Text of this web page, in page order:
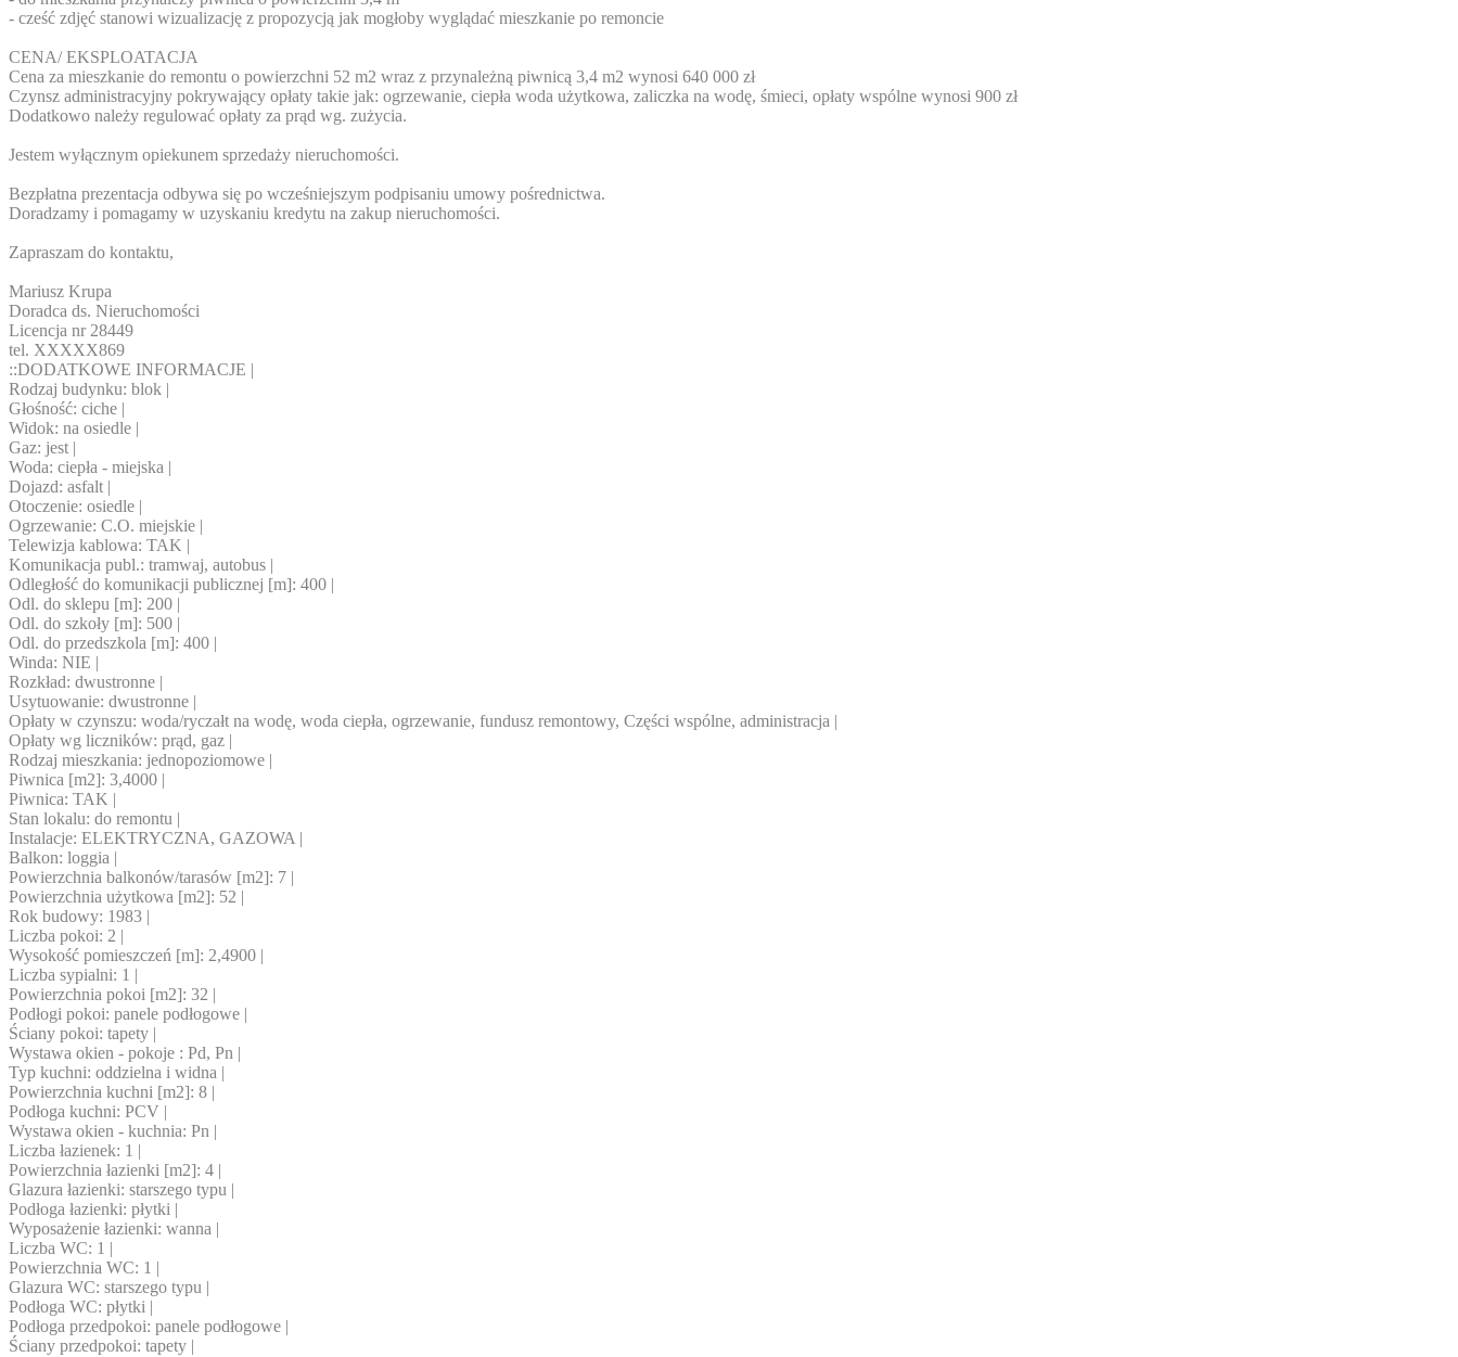
- cześć zdjęć stanowi wizualizację z propozycją jak mogłoby wyglądać mieszkanie po remoncie
CENA/ EKSPLOATACJA
Cena za mieszkanie do remontu o powierzchni 52 m2 wraz z przynależną piwnicą 3,4 m2 wynosi 640 000 zł
Czynsz administracyjny pokrywający opłaty takie jak: ogrzewanie, ciepła woda użytkowa, zaliczka na wodę, śmieci, opłaty wspólne wynosi 900 zł
Dodatkowo należy regulować opłaty za prąd wg. zużycia.
Jestem wyłącznym opiekunem sprzedaży nieruchomości.
Bezpłatna prezentacja odbywa się po wcześniejszym podpisaniu umowy pośrednictwa.
Doradzamy i pomagamy w uzyskaniu kredytu na zakup nieruchomości.
Zapraszam do kontaktu,
Mariusz Krupa
Doradca ds. Nieruchomości
Licencja nr 28449
tel. XXXXX869
::DODATKOWE INFORMACJE |
Rodzaj budynku: blok |
Głośność: ciche |
Widok: na osiedle |
Gaz: jest |
Woda: ciepła - miejska |
Dojazd: asfalt |
Otoczenie: osiedle |
Ogrzewanie: C.O. miejskie |
Telewizja kablowa: TAK |
Komunikacja publ.: tramwaj, autobus |
Odległość do komunikacji publicznej [m]: 400 |
Odl. do sklepu [m]: 200 |
Odl. do szkoły [m]: 500 |
Odl. do przedszkola [m]: 400 |
Winda: NIE |
Rozkład: dwustronne |
Usytuowanie: dwustronne |
Opłaty w czynszu: woda/ryczałt na wodę, woda ciepła, ogrzewanie, fundusz remontowy, Części wspólne, administracja |
Opłaty wg liczników: prąd, gaz |
Rodzaj mieszkania: jednopoziomowe |
Piwnica [m2]: 3,4000 |
Piwnica: TAK |
Stan lokalu: do remontu |
Instalacje: ELEKTRYCZNA, GAZOWA |
Balkon: loggia |
Powierzchnia balkonów/tarasów [m2]: 7 |
Powierzchnia użytkowa [m2]: 52 |
Rok budowy: 1983 |
Liczba pokoi: 2 |
Wysokość pomieszczeń [m]: 2,4900 |
Liczba sypialni: 1 |
Powierzchnia pokoi [m2]: 32 |
Podłogi pokoi: panele podłogowe |
Ściany pokoi: tapety |
Wystawa okien - pokoje : Pd, Pn |
Typ kuchni: oddzielna i widna |
Powierzchnia kuchni [m2]: 8 |
Podłoga kuchni: PCV |
Wystawa okien - kuchnia: Pn |
Liczba łazienek: 1 |
Powierzchnia łazienki [m2]: 4 |
Glazura łazienki: starszego typu |
Podłoga łazienki: płytki |
Wyposażenie łazienki: wanna |
Liczba WC: 1 |
Powierzchnia WC: 1 |
Glazura WC: starszego typu |
Podłoga WC: płytki |
Podłoga przedpokoi: panele podłogowe |
Ściany przedpokoi: tapety |